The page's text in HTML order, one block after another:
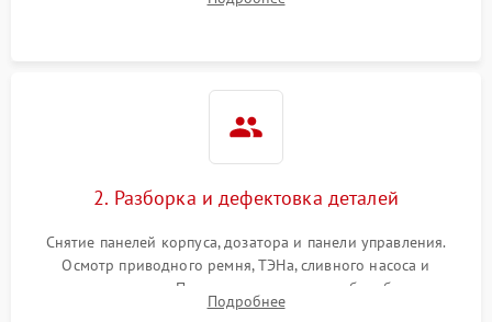
электронного модуля управления.
2. Разборка и дефектовка деталей
Снятие панелей корпуса, дозатора и панели управления.
Осмотр приводного ремня, ТЭНа, сливного насоса и
амортизаторов. Проверка подшипников барабана и
крестовины на износ, а манжеты люка на разрывы.
Подробнее